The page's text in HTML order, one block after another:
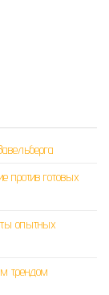
против готовых
опытных
трендом